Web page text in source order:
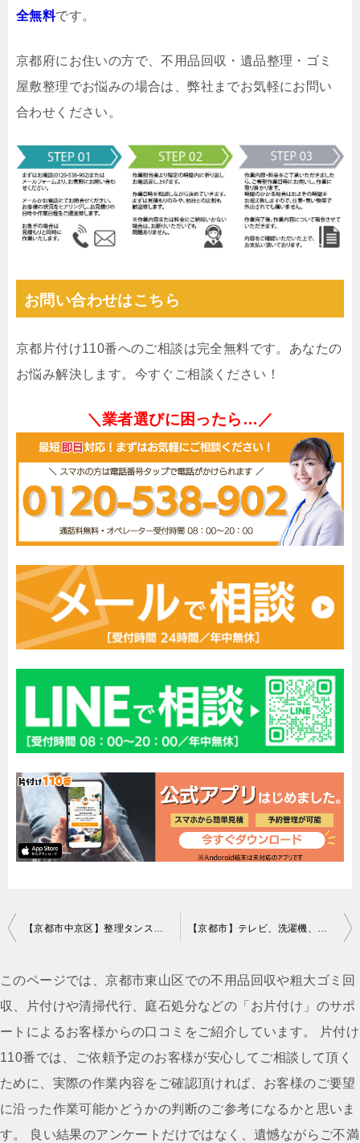
全無料です。
京都府にお住いの方で、不用品回収・遺品整理・ゴミ
屋敷整理でお悩みの場合は、弊社までお気軽にお問い
合わせください。
お問い合わせはこちら
京都片付け110番へのご相談は完全無料です。あなたの
お悩み解決します。今すぐご相談ください！
＼業者選びに困ったら…／
投
ナ
ビ
ゲ
ー
シ
ョ
ン
【京都市中京区】整理タンス、収納棚の回収・処分ご依頼 お客様の声 【京都市】テレビ、洗濯機、掃除機、電子レンジ、ガスコンロ等の回収
このページでは、京都市東山区での不用品回収や粗大ゴミ回
収、片付けや清掃代行、庭石処分などの「お片付け」のサポ
ートによるお客様からの口コミをご紹介しています。 片付け
110番では、ご依頼予定のお客様が安心してご相談して頂く
ために、実際の作業内容をご確認頂ければ、お客様のご要望
に沿った作業可能かどうかの判断のご参考になるかと思いま
す。 良い結果のアンケートだけではなく、遺憾ながらご不満